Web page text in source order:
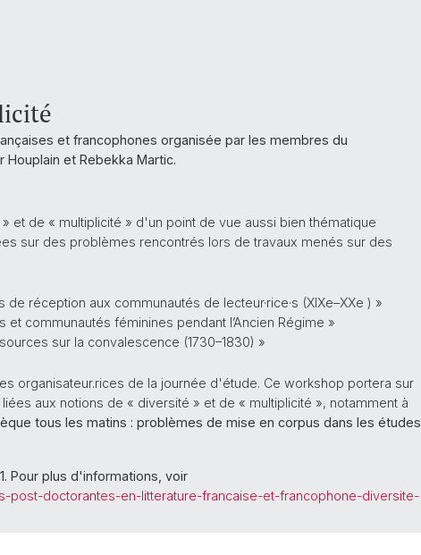
et francophones organisée par les membres du
et Rebekka Martic.
et de « multiplicité » d'un point de vue aussi bien thématique
sur des problèmes rencontrés lors de travaux menés sur des
réception aux communautés de lecteur·rice·s (XIXe–XXe ) »
et communautés féminines pendant l’Ancien Régime »
sur la convalescence (1730–1830) »
organisateur.rices de la journée d'étude. Ce workshop portera sur
aux notions de « diversité » et de « multiplicité », notamment à
tous les matins : problèmes de mise en corpus dans les études
Pour plus d'informations, voir
post-doctorantes-en-litterature-francaise-et-francophone-diversite-